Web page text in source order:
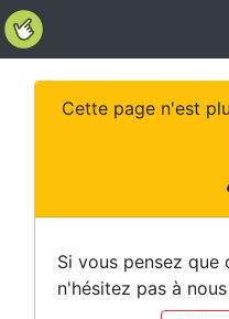
Cette page n'est
Si vous pensez que
n'hésitez pas à nous